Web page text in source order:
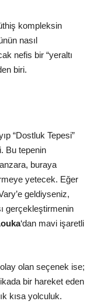
kompleksin
nasıl
nefis bir “yeraltı
biri.
“Dostluk Tepesi”
Bu tepenin
buraya
yetecek. Eğer
geldiyseniz,
gerçekleştirmenin
‘dan mavi işaretli
olan seçenek ise;
bir hareket eden
kısa yolculuk.